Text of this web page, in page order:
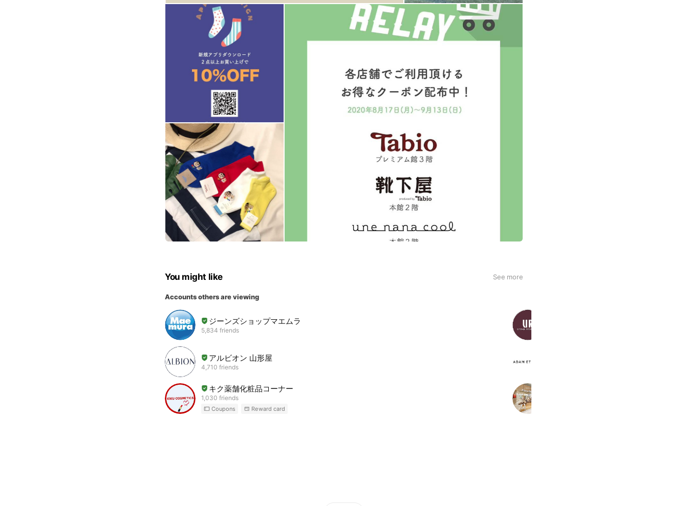
You might like See more
Accounts others are viewing
ジーンズショップマエムラ
5,834 friends
アルビオン 山形屋
4,710 friends
キク薬舗化粧品コーナー
1,030 friends
Coupons Reward card